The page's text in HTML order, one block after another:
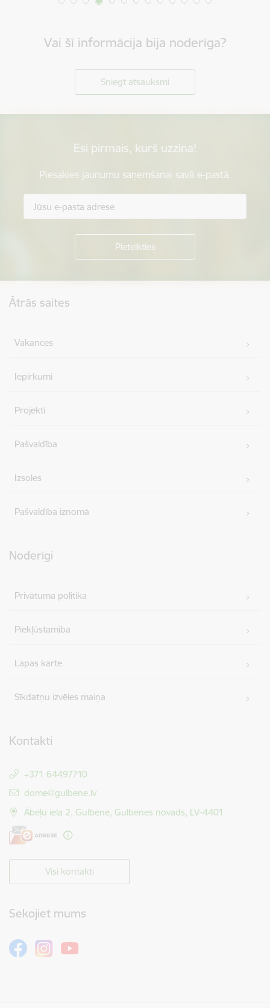
Vai šī informācija bija noderīga?
Sniegt atsauksmi
Esi pirmais, kurš uzzina!
Piesakies jaunumu saņemšanai savā e-pastā.
Ātrās saites
Vakances
Iepirkumi
Projekti
Pašvaldība
Izsoles
Pašvaldība iznomā
Noderīgi
Privātuma politika
Piekļūstamība
Lapas karte
Sīkdatņu izvēles maiņa
Kontakti
+371 64497710
E-pasts:
dome@gulbene.lv
Ābeļu iela 2, Gulbene, Gulbenes novads, LV-4401
Visi kontakti
Sekojiet mums